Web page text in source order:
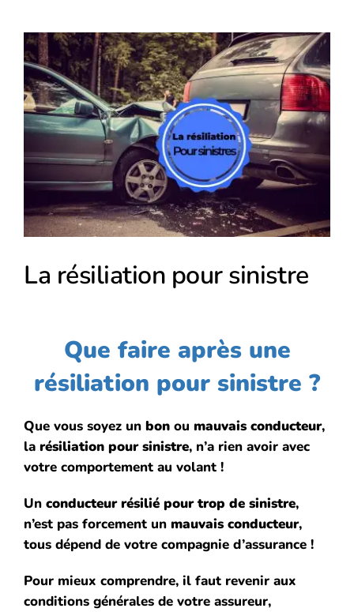
Voir
l'image
agrandie
La résiliation pour sinistre
Que faire après une
résiliation pour sinistre ?
Que vous soyez un bonou mauvais conducteur,
la résiliation pour sinistre, n’a rien avoir avec
votre comportement au volant !
Un conducteur résilié pour trop de sinistre,
n’est pas forcement un mauvais conducteur,
tous dépend de votre compagnie d’assurance !
Pour mieux comprendre, il faut revenir aux
conditions générales de votre assureur,